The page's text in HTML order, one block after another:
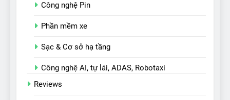
Công nghệ Pin
Phần mềm xe
Sạc & Cơ sở hạ tầng
Công nghệ AI, tự lái, ADAS, Robotaxi
Reviews